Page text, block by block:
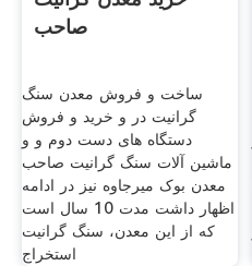
صاحب
ساخت و فروش معدن سنگ
گرانیت در و خرید و فروش
دستگاه های دست دوم و و
ماشین آلات سنگ گرانیت صاحب
معدن بوک میرجاوه نیز در ادامه
اظهار داشت مدت 10 سال است
که از این معدن، سنگ گرانیت
استخراج